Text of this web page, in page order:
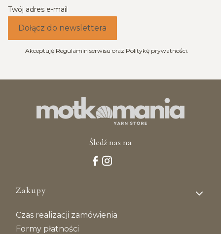
Twój adres e-mail
Dołącz do newslettera
Akceptuję Regulamin serwisu oraz Politykę prywatności.
Śledź nas na
Linki w stopce
Zakupy
Czas realizacji zamówienia
Formy płatności